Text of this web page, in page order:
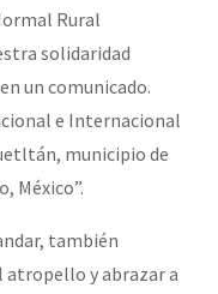
Rural
solidaridad
un comunicado.
e Internacional
municipio de
México”.
también
atropello y abrazar a